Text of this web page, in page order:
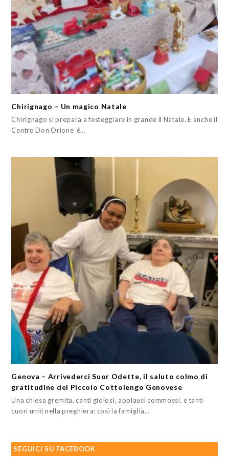
Chirignago – Un magico Natale
Chirignago si prepara a festeggiare in grande il Natale. E anche il
Centro Don Orione è…
Genova – Arrivederci Suor Odette, il saluto colmo di
gratitudine del Piccolo Cottolengo Genovese
Una chiesa gremita, canti gioiosi, applausi commossi, e tanti
cuori uniti nella preghiera: così la famiglia…
SEGUICI SU FACEBOOK